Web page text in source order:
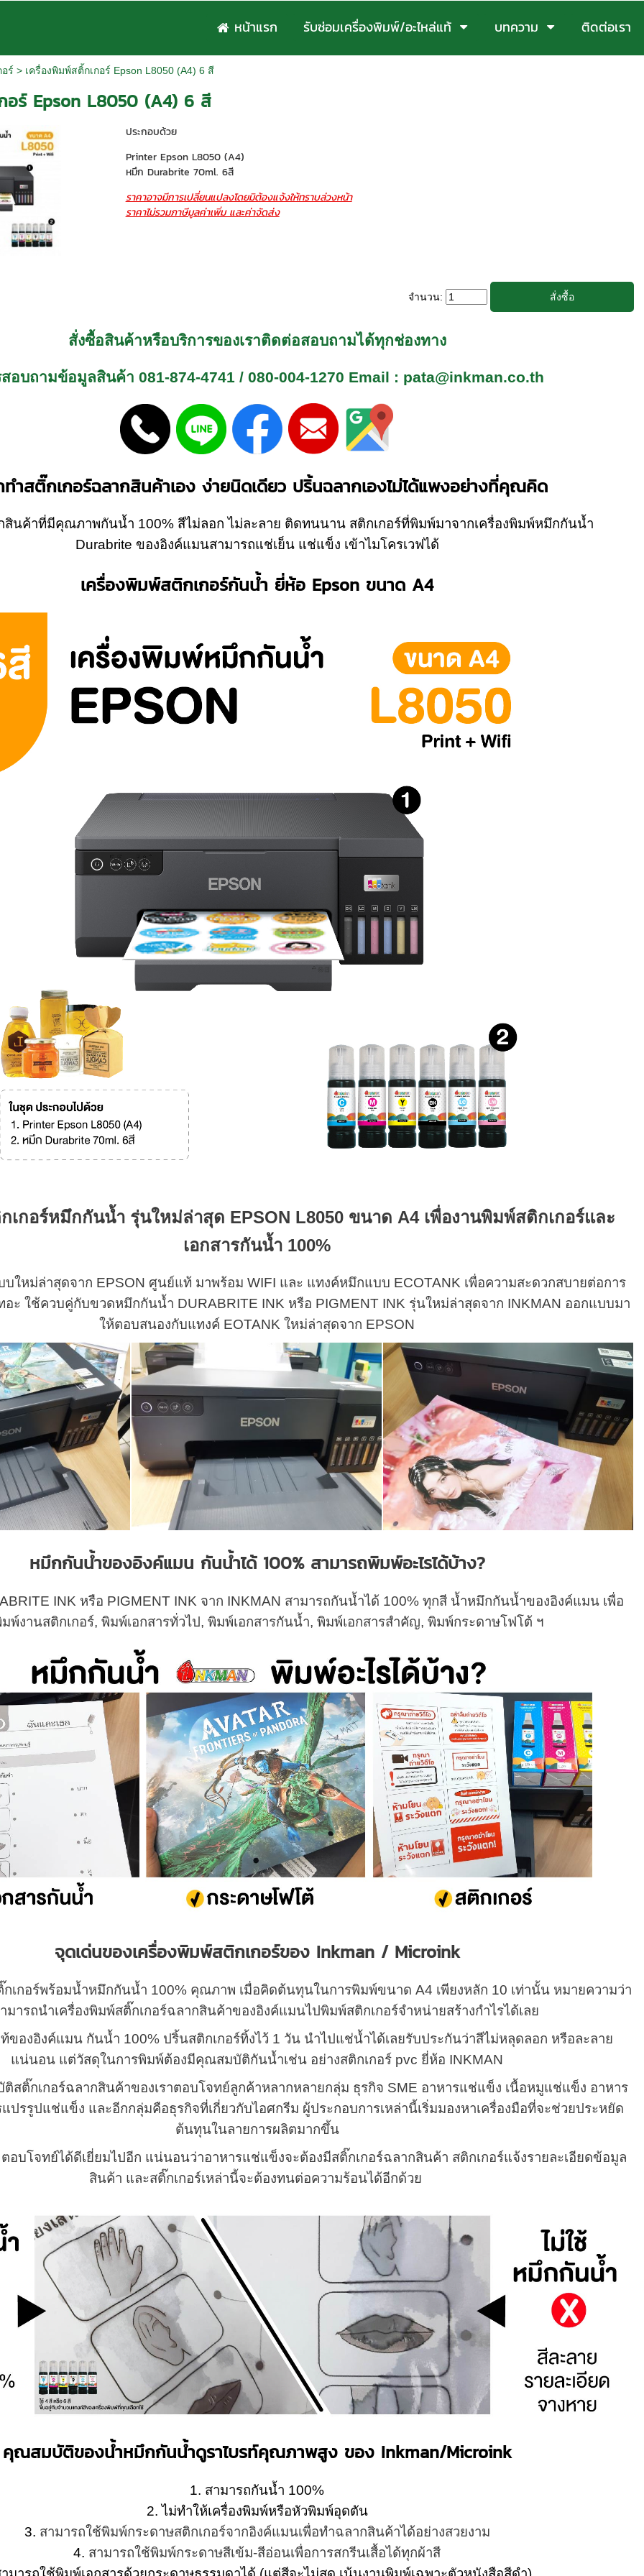
หน้าแรก รับซ่อมเครื่องพิมพ์/อะไหล่แท้ บทความ ติดต่อเรา
ร์ > เครื่องพิมพ์สติ้กเกอร์ Epson L8050 (A4) 6 สี
อร์ Epson L8050 (A4) 6 สี
ประกอบด้วย
Printer Epson L8050 (A4)
หมึก Durabrite 70ml. 6สี
ราคาอาจมีการเปลี่ยนแปลงโดยมิต้องแจ้งให้ทราบล่วงหน้า
ราคาไม่รวมภาษีมูลค่าเพิ่ม และค่าจัดส่ง
จำนวน:
สั่งซื้อสินค้าหรือบริการของเราติดต่อสอบถามได้ทุกช่องทาง
สอบถามข้อมูลสินค้า081-874-4741 /080-004-1270 Email : pata@inkman.co.th
ำสติ๊กเกอร์ฉลากสินค้าเอง ง่ายนิดเดียว ปริ้นฉลากเองไม่ได้แพงอย่างที่คุณคิด
สินค้าที่มีคุณภาพกันน้ำ 100% สีไม่ลอก ไม่ละลาย ติดทนนาน สติกเกอร์ที่พิมพ์มาจากเครื่องพิมพ์หมึกกันน้ำ
Durabrite ของอิงค์แมนสามารถแช่เย็น แช่แข็ง เข้าไมโครเวฟได้
เครื่องพิมพ์สติกเกอร์กันน้ำ ยี่ห้อ Epson ขนาด A4
เกอร์หมึกกันน้ำ รุ่นใหม่ล่าสุด EPSON L8050 ขนาด A4 เพื่องานพิมพ์สติกเกอร์และ
เอกสารกันน้ำ 100%
บใหม่ล่าสุดจาก EPSON ศูนย์แท้ มาพร้อม WIFI และ แทงค์หมึกแบบ ECOTANK เพื่อความสะดวกสบายต่อการ
อะ ใช้ควบคู่กับขวดหมึกกันน้ำ DURABRITE INK หรือ PIGMENT INK รุ่นใหม่ล่าสุดจาก INKMAN ออกแบบมา
ให้ตอบสนองกับแทงค์ EOTANK ใหม่ล่าสุดจาก EPSON
หมึกกันน้ำของอิงค์แมน กันน้ำได้ 100% สามารถพิมพ์อะไรได้บ้าง?
INK หรือ PIGMENT INK จาก INKMAN สามารถกันน้ำได้ 100% ทุกสี น้ำหมึกกันน้ำของอิงค์แมน เพื่อ
พ์งานสติกเกอร์, พิมพ์เอกสารทั่วไป, พิมพ์เอกสารกันน้ำ, พิมพ์เอกสารสำคัญ, พิมพ์กระดาษโฟโต้ ฯ
จุดเด่นของเครื่องพิมพ์สติกเกอร์ของ Inkman / Microink
กเกอร์พร้อมน้ำหมึกกันน้ำ 100% คุณภาพ เมื่อคิดต้นทุนในการพิมพ์ขนาด A4 เพียงหลัก 10 เท่านั้น หมายความว่า
ารถนำเครื่องพิมพ์สติ๊กเกอร์ฉลากสินค้าของอิงค์แมนไปพิมพ์สติกเกอร์จำหน่ายสร้างกำไรได้เลย
องอิงค์แมน กันน้ำ 100% ปริ้นสติกเกอร์ทิ้งไว้ 1 วัน นำไปแช่น้ำได้เลยรับประกันว่าสีไม่หลุดลอก หรือละลาย
แน่นอน แต่วัสดุในการพิมพ์ต้องมีคุณสมบัติกันน้ำเช่น อย่างสติกเกอร์ pvc ยี่ห้อ INKMAN
ติ๊กเกอร์ฉลากสินค้าของเราตอบโจทย์ลูกค้าหลากหลายกลุ่ม ธุรกิจ SME อาหารแช่แข็ง เนื้อหมูแช่แข็ง อาหาร
ปรรูปแช่แข็ง และอีกกลุ่มคือธุรกิจที่เกี่ยวกับไอศกรีม ผู้ประกอบการเหล่านี้เริ่มมองหาเครื่องมือที่จะช่วยประหยัด
ต้นทุนในลายการผลิตมากขึ้น
ตอบโจทย์ได้ดีเยี่ยมไปอีก แน่นอนว่าอาหารแช่แข็งจะต้องมีสติ๊กเกอร์ฉลากสินค้า สติกเกอร์แจ้งรายละเอียดข้อมูล
สินค้า และสติ๊กเกอร์เหล่านี้จะต้องทนต่อความร้อนได้อีกด้วย
คุณสมบัติของน้ำหมึกกันน้ำดูราไบรท์คุณภาพสูง ของ Inkman/Microink
1. สามารถกันน้ำ 100%
2. ไม่ทำให้เครื่องพิมพ์หรือหัวพิมพ์อุดตัน
3. สามารถใช้พิมพ์กระดาษสติกเกอร์จากอิงค์แมนเพื่อทำฉลากสินค้าได้อย่างสวยงาม
4. สามารถใช้พิมพ์กระดาษสีเข้ม-สีอ่อนเพื่อการสกรีนเสื้อได้ทุกผ้าสี